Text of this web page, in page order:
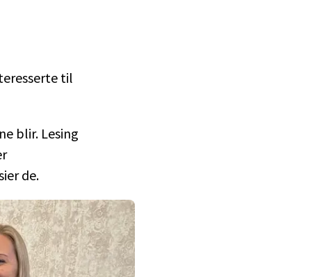
til
blir. Lesing
de.